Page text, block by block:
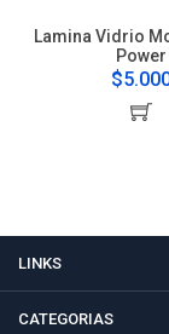
Lamina Vidrio
Power
LINKS
CATEGORIAS